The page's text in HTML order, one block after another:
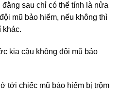
sau chỉ có thể tính là nửa
mũ bảo hiểm, nếu không thì
khác.
kia cậu không đội mũ bảo
tới chiếc mũ bảo hiểm bị trộm